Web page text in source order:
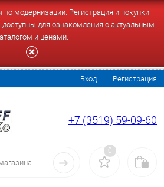
по модернизации. Регистрация и покупки
для ознакомления с актуальным
и ценами.
Вход Регистрация
+7 (3519) 59-09-60
0